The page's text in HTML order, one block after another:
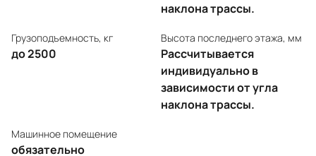
наклона трассы.
Грузоподъемность, кг
до 2500
Высота последнего этажа, мм
Рассчитывается
индивидуально в
зависимости от угла
наклона трассы.
Машинное помещение
обязательно